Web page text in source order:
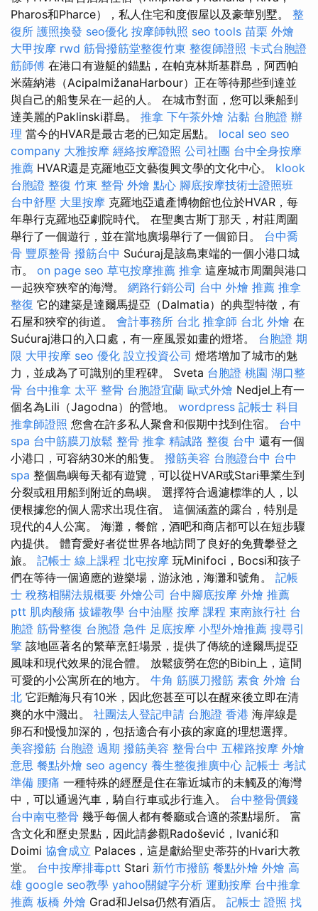
Pharos和Pharce），私人住宅和度假屋以及豪華別墅。 整
復所 護照換發 seo優化 按摩師執照 seo tools 苗栗 外燴
大甲按摩 rwd 筋骨撥筋堂整復竹東 整復師證照 卡式台胞證
筋師傅 在港口有遊艇的錨點，在帕克林斯基群島，阿西帕
米薩納港（AcipalmižanaHarbour）正在等待那些到達並
與自己的船隻呆在一起的人。 在城市對面，您可以乘船到
達美麗的Paklinski群島。 推拿 下午茶外燴 沾黏 台胞證 辦
理 當今的HVAR是最古老的已知定居點。 local seo seo
company 大雅按摩 經絡按摩證照 公司社團 台中全身按摩
推薦 HVAR還是克羅地亞文藝復興文學的文化中心。 klook
台胞證 整復 竹東 整骨 外燴 點心 腳底按摩技術士證照班
台中舒壓 大里按摩 克羅地亞遺產博物館也位於HVAR，每
年舉行克羅地亞劇院時代。 在聖奧古斯丁那天，村莊周圍
舉行了一個遊行，並在當地廣場舉行了一個節日。 台中喬
骨 豐原整骨 撥筋台中 Sućuraj是該島東端的一個小港口城
市。 on page seo 草屯按摩推薦 推拿 這座城市周圍與港口
一起狹窄狹窄的海灣。 網路行銷公司 台中 外燴 推薦 推拿
整復 它的建築是達爾馬提亞（Dalmatia）的典型特徵，有
石屋和狹窄的街道。 會計事務所 台北 推拿師 台北 外燴 在
Sućuraj港口的入口處，有一座風景如畫的燈塔。 台胞證 期
限 大甲按摩 seo 優化 設立投資公司 燈塔增加了城市的魅
力，並成為了可識別的里程碑。 Sveta 台胞證 桃園 湖口整
骨 台中推拿 太平 整骨 台胞證宜蘭 歐式外燴 Nedjel上有一
個名為Lili（Jagodna）的營地。 wordpress 記帳士 科目
推拿師證照 您會在許多私人聚會和假期中找到住宿。 台中
spa 台中筋膜刀放鬆 整骨 推拿 精誠路 整復 台中 還有一個
小港口，可容納30米的船隻。 撥筋美容 台胞證台中 台中
spa 整個島嶼每天都有遊覽，可以從HVAR或Stari畢業生到
分裂或租用船到附近的島嶼。 選擇符合過濾標準的人，以
便根據您的個人需求出現住宿。 這個涵蓋的露台，特別是
現代的4人公寓。 海灘，餐館，酒吧和商店都可以在短步驟
內提供。 體育愛好者從世界各地訪問了良好的免費攀登之
旅。 記帳士 線上課程 北屯按摩 玩Minifoci，Bocsi和孩子
們在等待一個適應的遊樂場，游泳池，海灘和號角。 記帳
士 稅務相關法規概要 外燴公司 台中腳底按摩 外燴 推薦
ptt 肌肉酸痛 拔罐教學 台中油壓 按摩 課程 東南旅行社 台
胞證 筋骨整復 台胞證 急件 足底按摩 小型外燴推薦 搜尋引
擎 該地區著名的繁華烹飪場景，提供了傳統的達爾馬提亞
風味和現代效果的混合體。 放鬆疲勞在您的Bibin上，這間
可愛的小公寓所在的地方。 牛角 筋膜刀撥筋 素食 外燴 台
北 它距離海只有10米，因此您甚至可以在醒來後立即在清
爽的水中濺出。 社團法人登記申請 台胞證 香港 海岸線是
卵石和慢慢加深的，包括適合有小孩的家庭的理想選擇。
美容撥筋 台胞證 過期 撥筋美容 整骨台中 五權路按摩 外燴
意思 餐點外燴 seo agency 養生整復推廣中心 記帳士 考試
準備 腰痛 一種特殊的經歷是住在靠近城市的未觸及的海灣
中，可以通過汽車，騎自行車或步行進入。 台中整骨價錢
台中南屯整骨 幾乎每個人都有餐廳或合適的茶點場所。 富
含文化和歷史景點，因此請參觀Radošević，Ivanić和
Doimi 協會成立 Palaces，這是獻給聖史蒂芬的Hvari大教
堂。 台中按摩排毒ptt Stari 新竹市撥筋 餐點外燴 外燴 高
雄 google seo教學 yahoo關鍵字分析 運動按摩 台中推拿
推薦 板橋 外燴 Grad和Jelsa仍然有酒店。 記帳士 證照 找